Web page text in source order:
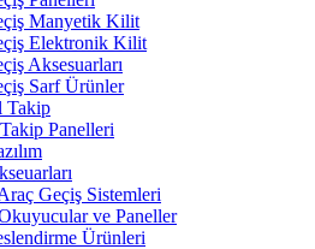
Manyetik Kilit
Elektronik Kilit
Aksesuarları
Sarf Ürünler
Takip
Panelleri
Geçiş Sistemleri
ve Paneller
Ürünleri